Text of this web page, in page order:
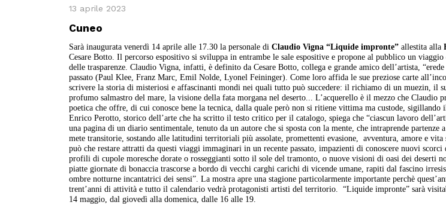
13 aprile 2023
Cuneo
Sarà inaugurata venerdì 14 aprile alle 17.30 la personale diClaudio Vigna “Liquide impronte” allestita alla
Cesare Botto. Il percorso espositivo si sviluppa in entrambe le sale espositive e propone al pubblico un
delle trasparenze. Claudio Vigna, infatti, è definito da Cesare Botto, collega e grande amico dell’artista,
passato (Paul Klee, Franz Marc, Emil Nolde, Lyonel Feininger). Come loro affida le sue preziose carte
scrivere la storia di misteriosi e affascinanti mondi nei quali tutto può succedere: il richiamo di un muezin, il
profumo salmastro del mare, la visione della fata morgana nel deserto... L’acquerello è il mezzo che Claudio
poetica che offre, di cui conosce bene la tecnica, dalla quale però non si ritiene vittima ma custode,
Enrico Perotto, storico dell’arte che ha scritto il testo critico per il catalogo, spiega che “ciascun lavoro
una pagina di un diario sentimentale, tenuto da un autore che si sposta con la mente, che intraprende partenze
mete transitorie, sostando alle latitudini territoriali più assolate, promettenti evasione, avventura, amore e vita
può che restare attratti da questi viaggi immaginari in un recente passato, impazienti di conoscere nuovi
profili di cupole moresche dorate o rosseggianti sotto il sole del tramonto, o nuove visioni di oasi dei deserti
piatte giornate di bonaccia trascorse a bordo di vecchi carghi carichi di vicende umane, rapiti dal fascino
ombre notturne incantatrici dei sensi”. La mostra apre una stagione particolarmente importante perchè
trent’anni di attività e tutto il calendario vedrà protagonisti artisti del territorio. “Liquide impronte” sarà
14 maggio, dal giovedì alla domenica, dalle 16 alle 19.